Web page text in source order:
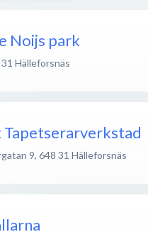
Noijs park
Hälleforsnäs
Tapetserarverkstad
9, 648 31 Hälleforsnäs